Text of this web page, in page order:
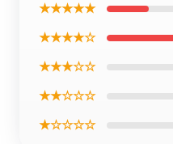
★★★★★
★★★★☆
★★★☆☆
★★☆☆☆
★☆☆☆☆